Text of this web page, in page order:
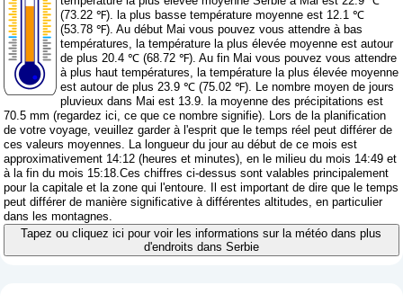
(73.22 ℉). la plus basse température moyenne est 12.1 ℃
(53.78 ℉). Au début Mai vous pouvez vous attendre à bas
températures, la température la plus élevée moyenne est autour
de plus 20.4 ℃ (68.72 ℉). Au fin Mai vous pouvez vous attendre
à plus haut températures, la température la plus élevée moyenne
est autour de plus 23.9 ℃ (75.02 ℉). Le nombre moyen de jours
pluvieux dans Mai est 13.9. la moyenne des précipitations est
70.5 mm (regardez ici, ce que ce nombre signifie). Lors de la planification
de votre voyage, veuillez garder à l'esprit que le temps réel peut différer de
ces valeurs moyennes. La longueur du jour au début de ce mois est
approximativement 14:12 (heures et minutes), en le milieu du mois 14:49 et
à la fin du mois 15:18.Ces chiffres ci-dessus sont valables principalement
pour la capitale et la zone qui l'entoure. Il est important de dire que le temps
peut différer de manière significative à différentes altitudes, en particulier
dans les montagnes.
Tapez ou cliquez ici pour voir les informations sur la météo dans plus
d'endroits dans Serbie